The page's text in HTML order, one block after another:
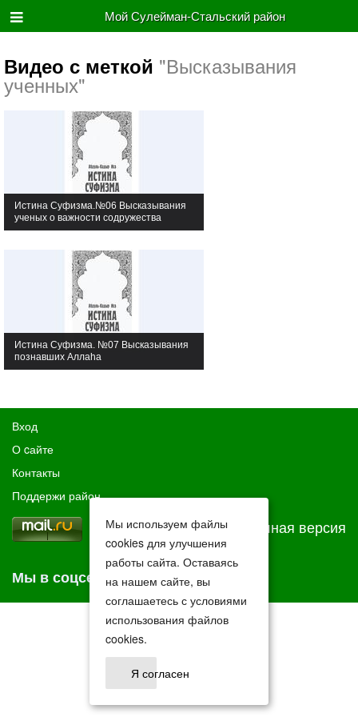
Мой Сулейман-Стальский район
Видео с меткой "Высказывания
ученных"
Истина Суфизма.№06 Высказывания
ученых о важности содружества
Истина Суфизма. №07 Высказывания
познавших Аллаhа
Вход
О cайте
Контакты
Поддержи район
Полная версия
Мы в соцсетях
Мы используем файлы
cookies для улучшения
работы сайта. Оставаясь
на нашем сайте, вы
соглашаетесь с условиями
использования файлов
cookies.
Я согласен